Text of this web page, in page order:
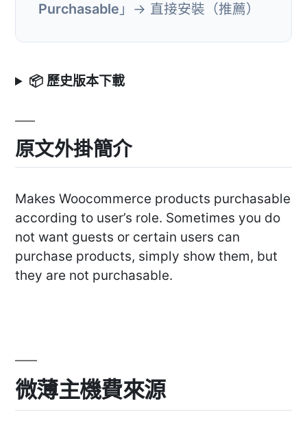
Purchasable 」→ 直接安裝（推薦）
📦 歷史版本下載
原文外掛簡介
Makes Woocommerce products purchasable
according to user’s role. Sometimes you do
not want guests or certain users can
purchase products, simply show them, but
they are not purchasable.
微薄主機費來源